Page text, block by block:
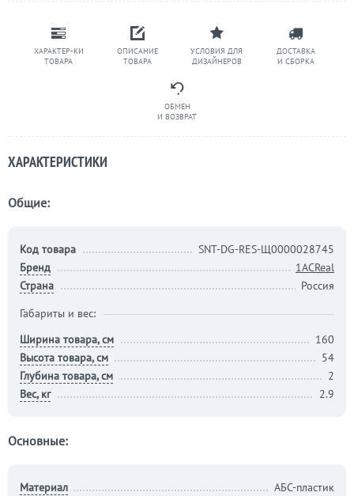
ХАРАКТЕР-КИ
ТОВАРА
ОПИСАНИЕ
ТОВАРА
УСЛОВИЯ ДЛЯ
ДИЗАЙНЕРОВ
ДОСТАВКА
И СБОРКА
ОБМЕН
И ВОЗВРАТ
ХАРАКТЕРИСТИКИ
Общие:
Код товара
SNT-DG-RES-Щ0000028745
Бренд
1ACReal
Страна
Россия
Габариты и вес:
Ширина товара, см
160
Высота товара, см
54
Глубина товара, см
2
Вес, кг
2.9
Основные:
Материал
АБС-пластик